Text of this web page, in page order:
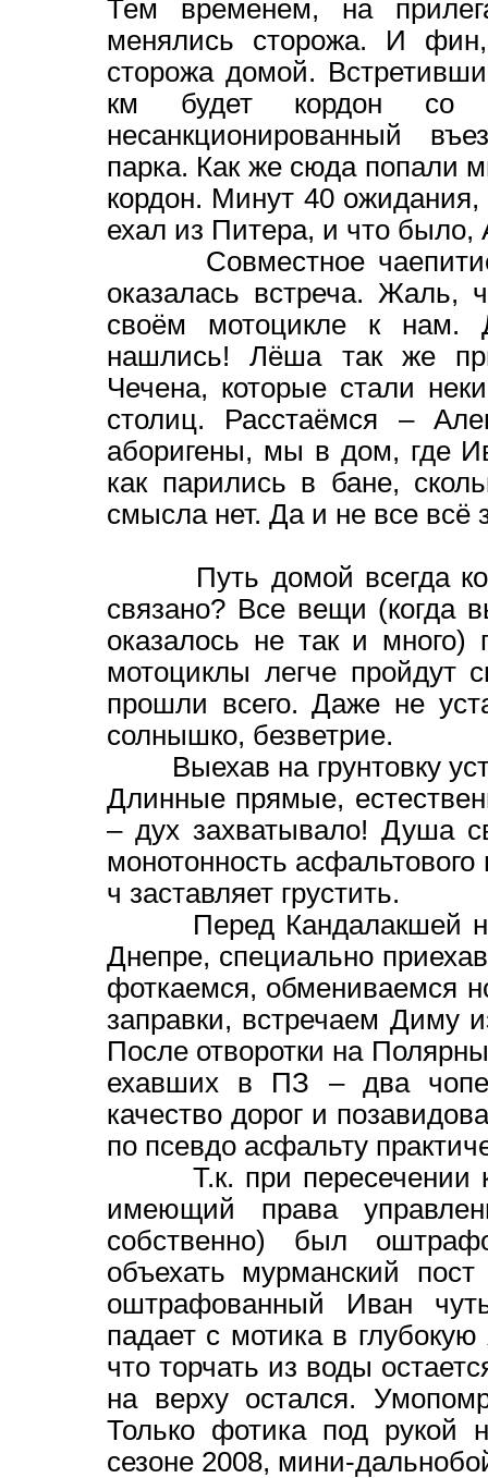
Тем временем, на
менялись сторожа. И
сторожа домой.
км будет кордон со
несанкционированный
парка. Как же сюда попали
кордон. Минут 40
ехал из Питера, и что было,
Совместное чаепитие,
оказалась встреча. Жаль,
своём мотоцикле к
нашлись! Лёша так же
Чечена, которые стали
столиц. Расстаёмся –
аборигены, мы в дом, где
как парились в бане,
смысла нет. Да и не все всё
Путь домой всегда
связано? Все вещи (когда
оказалось не так и много)
мотоциклы легче
прошли всего. Даже не
солнышко, безветрие.
Выехав на грунтовку
Длинные прямые,
– дух захватывало! Душа
монотонность
ч заставляет грустить.
Перед Кандалакшей на
Днепре, специально
фоткаемся, обмениваемся
заправки, встречаем Диму
После отворотки на
ехавших в ПЗ – два
качество дорог и
по псевдо асфальту
Т.к. при пересечении
имеющий права
собственно) был
объехать мурманский
оштрафованный Иван
падает с мотика в
что торчать из воды
на верху остался.
Только фотика под
сезоне 2008, мини-